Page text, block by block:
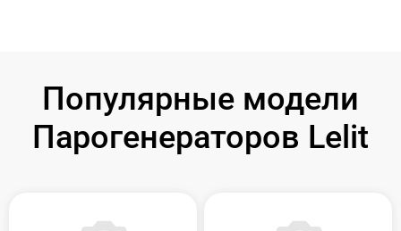
Популярные модели
Парогенераторов Lelit